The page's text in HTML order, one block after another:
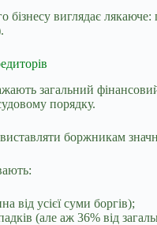
бізнесу виглядає
загальний
порядку.
боржникам
від усієї суми боргів);
(але аж 36% від